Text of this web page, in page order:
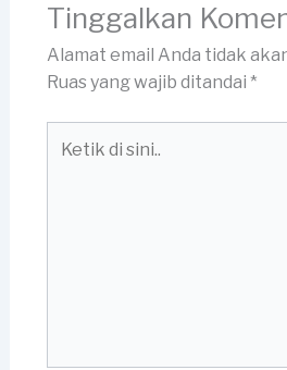
Tinggalkan
Alamat email Anda tidak
Ruas yang wajib ditandai *